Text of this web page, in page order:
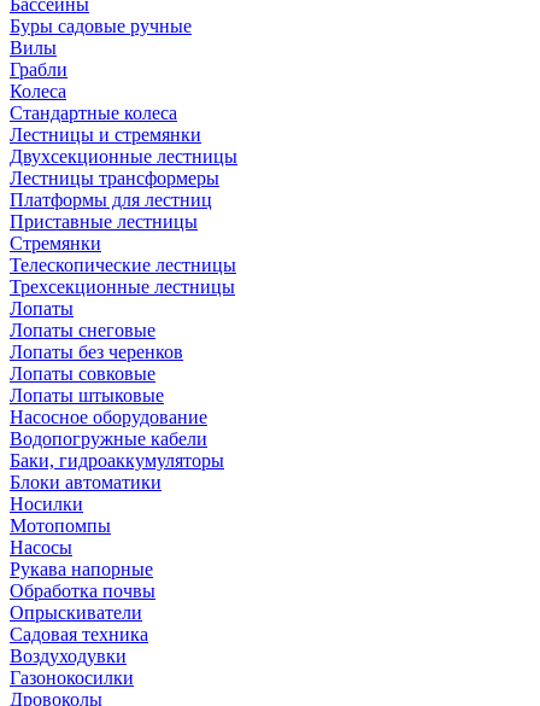
Бассейны
Буры садовые ручные
Вилы
Грабли
Колеса
Стандартные колеса
Лестницы и стремянки
Двухсекционные лестницы
Лестницы трансформеры
Платформы для лестниц
Приставные лестницы
Стремянки
Телескопические лестницы
Трехсекционные лестницы
Лопаты
Лопаты снеговые
Лопаты без черенков
Лопаты совковые
Лопаты штыковые
Насосное оборудование
Водопогружные кабели
Баки, гидроаккумуляторы
Блоки автоматики
Носилки
Мотопомпы
Насосы
Рукава напорные
Обработка почвы
Опрыскиватели
Садовая техника
Воздуходувки
Газонокосилки
Дровоколы